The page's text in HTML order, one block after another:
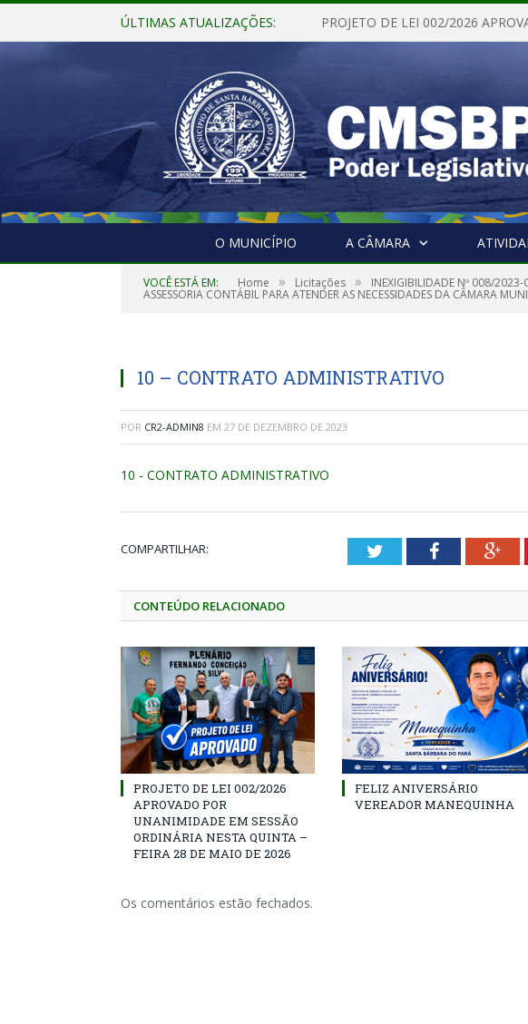
ÚLTIMAS ATUALIZAÇÕES:
O MUNICÍPIO A CÂMARA
VOCÊ ESTÁ EM: Home » Licitações » INEXIGIBILIDADE Nº 008/2023-
ASSESSORIA CONTÁBIL PARA ATENDER AS NECESSIDADES DA CÂMARA
10 – CONTRATO ADMINISTRATIVO
POR CR2-ADMIN8 EM 27 DE DEZEMBRO DE 2023
10 - CONTRATO ADMINISTRATIVO
COMPARTILHAR: TwitterFacebook
CONTEÚDO RELACIONADO
PROJETO DE LEI 002/2026
APROVADO POR
UNANIMIDADE EM SESSÃO
ORDINÁRIA NESTA QUINTA –
FEIRA 28 DE MAIO DE 2026
FELIZ ANIVERSÁRIO
VEREADOR MANEQUINHA
Os comentários estão fechados.